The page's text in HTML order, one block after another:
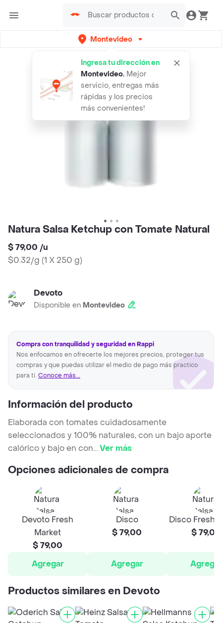
Montevideo
Ingresa tu dirección en
Montevideo. Mejor
servicio, entregas más
rápidas y los precios
más convenientes!
Natura Salsa Ketchup con Tomate Natural
$ 79,00 /u
$0.32/g (1 X 250 g)
Devoto
Disponible en Montevideo
Compra con tranquilidad y seguridad en Rappi
Nos enfocamos en ofrecerte los mejores precios, proteger tus
compras y que puedas utilizar el medio de pago más practico
para ti. Conoce más...
Información del producto
Elaborada con tomates cuidadosamente
seleccionados y 100% naturales, con un bajo aporte
calórico y bajo en con...Ver más
Opciones adicionales de compra
Devoto Fresh
Market
$ 79,00
Agregar
Disco
$ 79,00
Agregar
Disco Fresh
$ 79,00
Agregar
Productos similares en Devoto